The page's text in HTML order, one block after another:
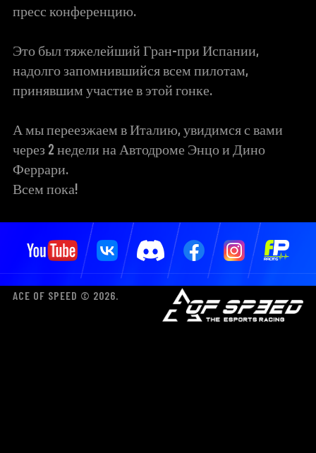
пресс конференцию.
Это был тяжелейший Гран-при Испании,
надолго запомнившийся всем пилотам,
принявшим участие в этой гонке.
А мы переезжаем в Италию, увидимся с вами
через 2 недели на Автодроме Энцо и Дино
Феррари.
Всем пока!
ACE OF SPEED © 2026.